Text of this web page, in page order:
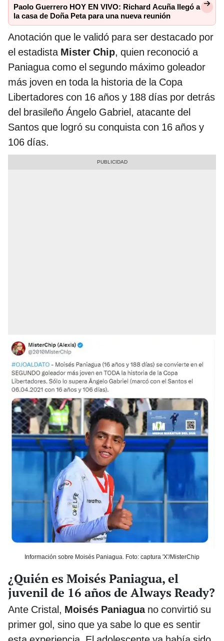
Paolo Guerrero HOY EN VIVO: Richard Acuña llegó a
la casa de Doña Peta para una nueva reunión
Anotación que le validó para ser destacado por
el estadista Mister Chip, quien reconoció a
Paniagua como el segundo máximo goleador
más joven en toda la historia de la Copa
Libertadores con 16 años y 188 días por detrás
del brasileño Ángelo Gabriel, atacante del
Santos que logró su conquista con 16 años y
106 días.
Información sobre Moisés Paniagua. Foto: captura 'X'/MisterChip
¿Quién es Moisés Paniagua, el
juvenil de 16 años de Always Ready?
Ante Cristal, Moisés Paniaguano convirtió su
primer gol, sino que ya sabe lo que es sentir